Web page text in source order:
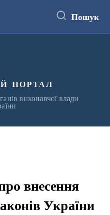
Пошук
портал
виконавчої влади
внесення
України